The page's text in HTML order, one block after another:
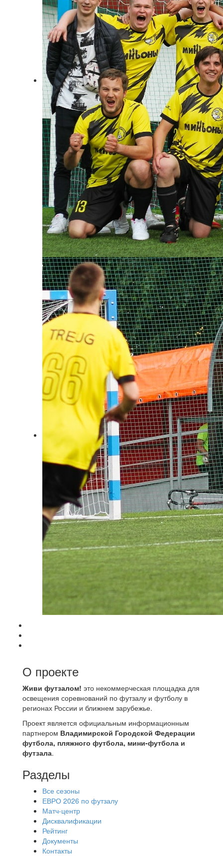
О проекте
Живи футзалом! это некоммерческая площадка для
освещения соревнований по футзалу и футболу в
регионах России и ближнем зарубежье.
Проект является официальным информационным
партнером Владимирской Городской Федерации
футбола, пляжного футбола, мини-футбола и
футзала.
Разделы
Все сезоны
ЕВРО 2026 по футзалу
Матч-центр
Дисквалификации
Рейтинг
Документы
Контакты